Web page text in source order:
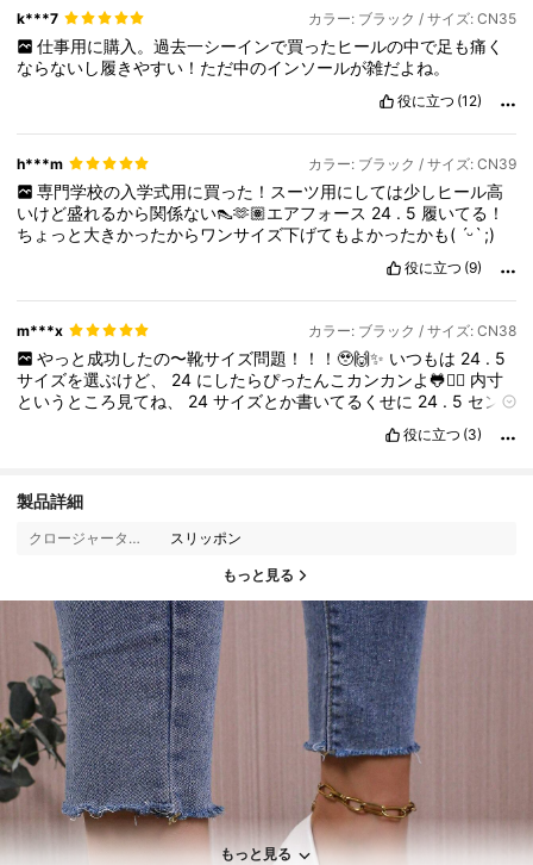
k***7 カラー: ブラック / サイズ: CN35
仕事用に購入。過去一シーインで買ったヒールの中で足も痛く
ならないし履きやすい！ただ中のインソールが雑だよね。
役に立つ (12)
h***m カラー: ブラック / サイズ: CN39
専門学校の入学式用に買った！スーツ用にしては少しヒール高
いけど盛れるから関係ない👠🫶🏽エアフォース 24 . 5 履いてる！
ちょっと大きかったからワンサイズ下げてもよかったかも( ˊᵕˋ ;)
役に立つ (9)
m***x カラー: ブラック / サイズ: CN38
やっと成功したの〜靴サイズ問題！！！🥹🙌✨ いつもは 24 . 5
サイズを選ぶけど、 24 にしたらぴったんこカンカンよ🐸❤️‍🔥 内寸
というところ見てね、 24サイズとか書いてるくせに 24 . 5 セン
役に立つ (3)
製品詳細
クロージャータイプ: スリッポン
もっと見る
もっと見る
4.90 5.4K フォロワー
4.90 5.4K フォロワー